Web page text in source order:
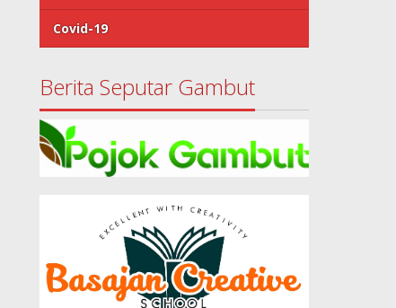
Covid-19
Berita Seputar Gambut